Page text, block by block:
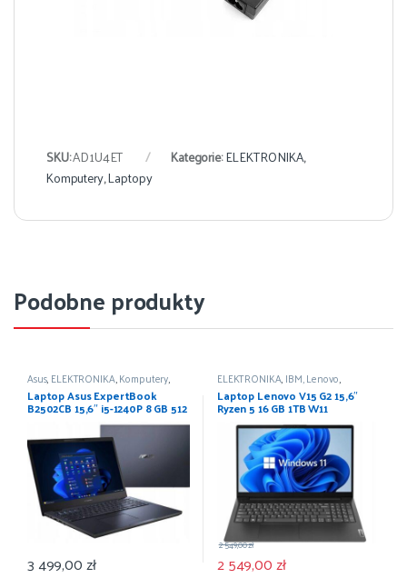
SKU:AD1U4ET Kategorie:ELEKTRONIKA,
Komputery,Laptopy
Podobne produkty
Asus, ELEKTRONIKA,Komputery,
Laptopy
Laptop Asus ExpertBook
B2502CB 15,6″ i5-1240P 8 GB 512
GB Windows 11 Pro
3 499,00zł
ELEKTRONIKA, IBM, Lenovo,
Komputery,Laptopy
Laptop Lenovo V15 G2 15,6″
Ryzen 5 16 GB 1TB W11
2 549,00zł
2 549,00zł